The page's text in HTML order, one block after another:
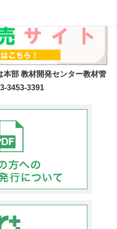
本部 教材開発センター教材管
3453-3391